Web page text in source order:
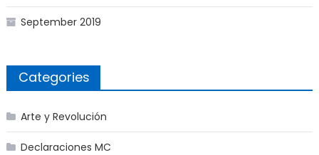
September 2019
Categories
Arte y Revolución
Declaraciones MC